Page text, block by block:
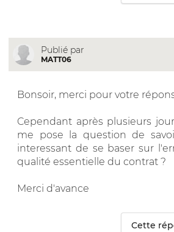
Publié par
MATT06
Bonsoir, merci pour votre
Cependant après plusieurs
me pose la question de
interessant de se baser sur
qualité essentielle du contrat ?
Merci d'avance
Cette